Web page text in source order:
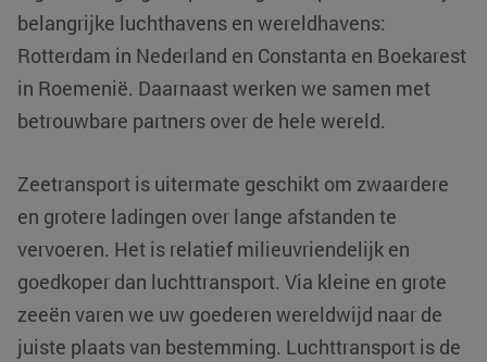
belangrijke luchthavens en wereldhavens:
Rotterdam in Nederland en Constanta en Boekarest
in Roemenië. Daarnaast werken we samen met
betrouwbare partners over de hele wereld.
Zeetransport is uitermate geschikt om zwaardere
en grotere ladingen over lange afstanden te
vervoeren. Het is relatief milieuvriendelijk en
goedkoper dan luchttransport. Via kleine en grote
zeeën varen we uw goederen wereldwijd naar de
juiste plaats van bestemming. Luchttransport is de